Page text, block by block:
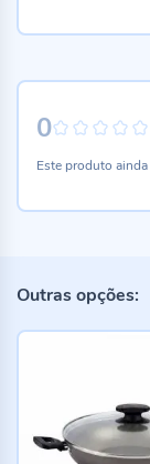
0
Este produto
Outras opções: